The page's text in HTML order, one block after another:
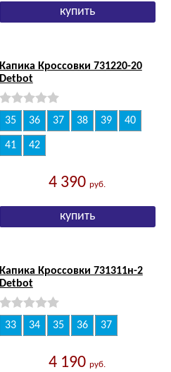
Капика Кроссовки 731220-20
Detbot
35 36 37 38 39 40
41 42
4 390руб.
Капика Кроссовки 731311н-2
Detbot
33 34 35 36 37
4 190руб.